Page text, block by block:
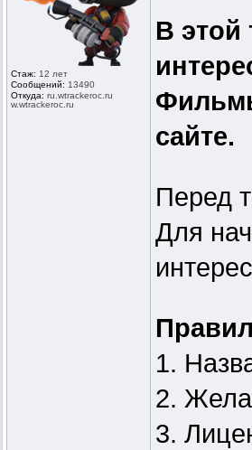
Стаж: 12 лет
Сообщений: 13490
Откуда: ru.wtrackeroc.ru
w.wtrackeroc .ru
В этой
сайте.
Перед
Для
1.
2.
3.